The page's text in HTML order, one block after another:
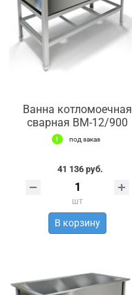
Ванна котломоечная
сварная ВМ-12/900
под заказ
41 136 руб.
шт
В корзину